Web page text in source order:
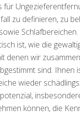
zu definieren, zu
ist, wie die
denen wir
sind.
wieder
können, die